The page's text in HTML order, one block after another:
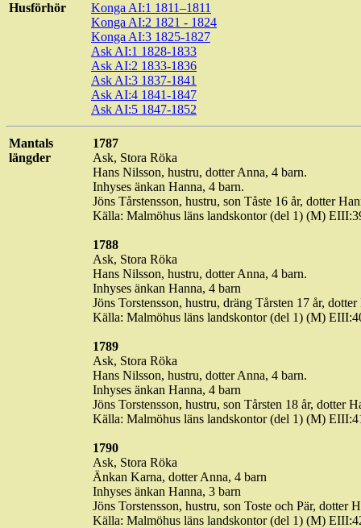
Husförhör Konga AI:1 1811–1811
Konga AI:2 1821 - 1824
Konga AI:3 1825-1827
Ask AI:1 1828-1833
Ask AI:2 1833-1836
Ask AI:3 1837-1841
Ask AI:4 1841-1847
Ask AI:5 1847-1852
Mantals
längder
1787
Ask, Stora Röka
Hans Nilsson, hustru, dotter Anna, 4 barn.
Inhyses änkan Hanna, 4 barn.
Jöns Tårstensson, hustru, son Tåste 16 år, dotter
Källa: Malmöhus läns landskontor (del 1) (M)
1788
Ask, Stora Röka
Hans Nilsson, hustru, dotter Anna, 4 barn.
Inhyses änkan Hanna, 4 barn
Jöns Torstensson, hustru, dräng Tårsten 17 år,
Källa: Malmöhus läns landskontor (del 1) (M)
1789
Ask, Stora Röka
Hans Nilsson, hustru, dotter Anna, 4 barn.
Inhyses änkan Hanna, 4 barn
Jöns Torstensson, hustru, son Tårsten 18 år, dotter
Källa: Malmöhus läns landskontor (del 1) (M)
1790
Ask, Stora Röka
Änkan Karna, dotter Anna, 4 barn
Inhyses änkan Hanna, 3 barn
Jöns Torstensson, hustru, son Toste och Pär, dotter
Källa: Malmöhus läns landskontor (del 1) (M)